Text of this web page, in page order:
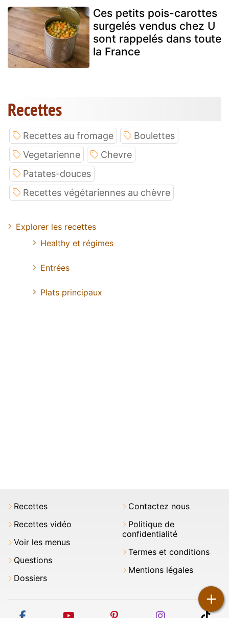
+
Ces petits pois-carottes
surgelés vendus chez U
sont rappelés dans toute
la France
Recettes
Recettes au fromage
Boulettes
Vegetarienne
Chevre
Patates-douces
Recettes végétariennes au chèvre
Explorer les recettes
Healthy et régimes
Entrées
Plats principaux
Recettes
Recettes vidéo
Voir les menus
Questions
Dossiers
Contactez nous
Politique de
confidentialité
Termes et conditions
Mentions légales